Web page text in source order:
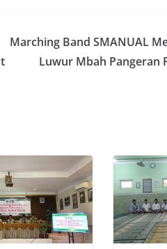
Marching Band SMANUAL
Luwur Mbah Pangeran